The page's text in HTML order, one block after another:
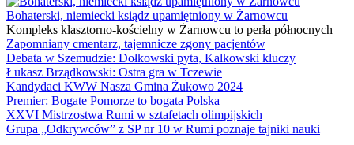
Bohaterski, niemiecki ksiądz upamiętniony w Żarnowcu
Kompleks klasztorno-kościelny w Żarnowcu to perła północnych
Zapomniany cmentarz, tajemnicze zgony pacjentów
Debata w Szemudzie: Dołkowski pyta, Kalkowski kluczy
Łukasz Brządkowski: Ostra gra w Tczewie
Kandydaci KWW Nasza Gmina Żukowo 2024
Premier: Bogate Pomorze to bogata Polska
XXVI Mistrzostwa Rumi w sztafetach olimpijskich
Grupa „Odkrywców” z SP nr 10 w Rumi poznaje tajniki nauki